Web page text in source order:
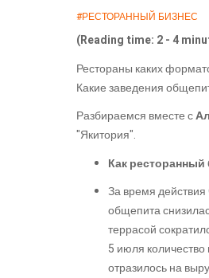
#РЕСТОРАННЫЙ БИЗНЕС
(Reading time: 2 - 4
Рестораны каких
Какие заведения
Разбираемся вместе с
"Якитория".
Какресторанный
За время
общепита
террасой
5 июля
отразилось на